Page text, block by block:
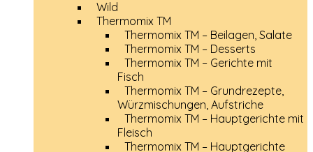
Wild
Thermomix TM
Thermomix TM – Beilagen, Salate
Thermomix TM – Desserts
Thermomix TM – Gerichte mit
Fisch
Thermomix TM – Grundrezepte,
Würzmischungen, Aufstriche
Thermomix TM – Hauptgerichte mit
Fleisch
Thermomix TM – Hauptgerichte